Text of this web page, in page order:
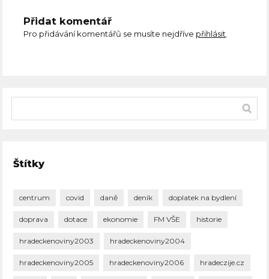
Přidat komentář
Pro přidávání komentářů se musíte nejdříve přihlásit.
Štítky
centrum covid daně deník doplatek na bydlení
doprava dotace ekonomie FM VŠE historie
hradeckenoviny2003 hradeckenoviny2004
hradeckenoviny2005 hradeckenoviny2006 hradeczije.cz